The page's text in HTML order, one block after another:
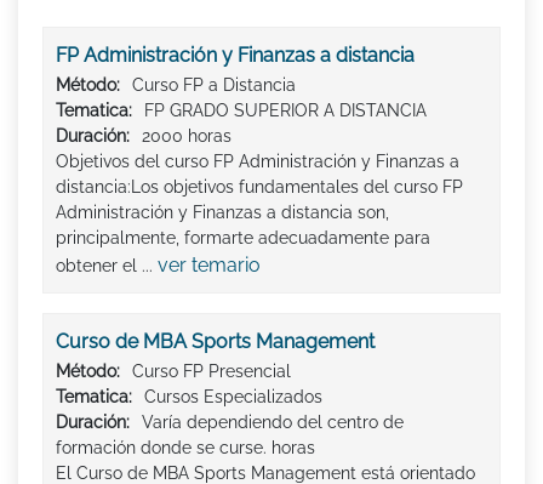
FP Administración y Finanzas a distancia
Método:
Curso FP a Distancia
Tematica:
FP GRADO SUPERIOR A DISTANCIA
Duración:
2000 horas
Objetivos del curso FP Administración y Finanzas a
distancia:Los objetivos fundamentales del curso FP
Administración y Finanzas a distancia son,
principalmente, formarte adecuadamente para
obtener el ... ver temario
Curso de MBA Sports Management
Método:
Curso FP Presencial
Tematica:
Cursos Especializados
Duración:
Varía dependiendo del centro de
formación donde se curse. horas
El Curso de MBA Sports Management está orientado